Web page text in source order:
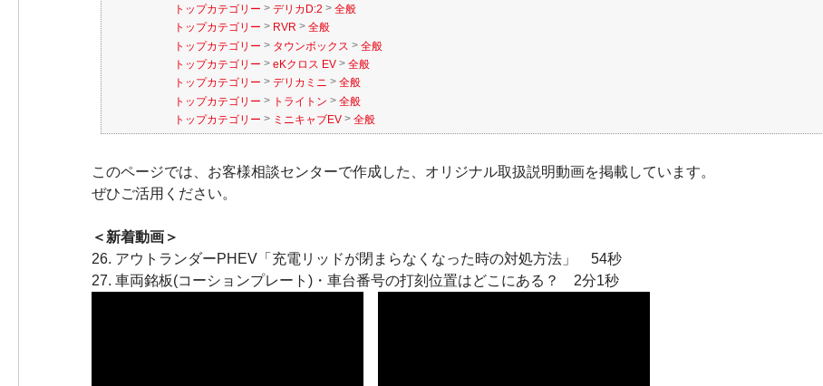
トップカテゴリー > デリカD:2 > 全般
トップカテゴリー > RVR > 全般
トップカテゴリー > タウンボックス > 全般
トップカテゴリー > eKクロス EV > 全般
トップカテゴリー > デリカミニ > 全般
トップカテゴリー > トライトン > 全般
トップカテゴリー > ミニキャブEV > 全般
このページでは、お客様相談センターで作成した、オリジナル取扱説明動画を掲載しています。
ぜひご活用ください。
＜新着動画＞
26. アウトランダーPHEV「充電リッドが閉まらなくなった時の対処方法」
54秒
27. 車両銘板(コーションプレート)・車台番号の打刻位置はどこにある？ 2分1秒